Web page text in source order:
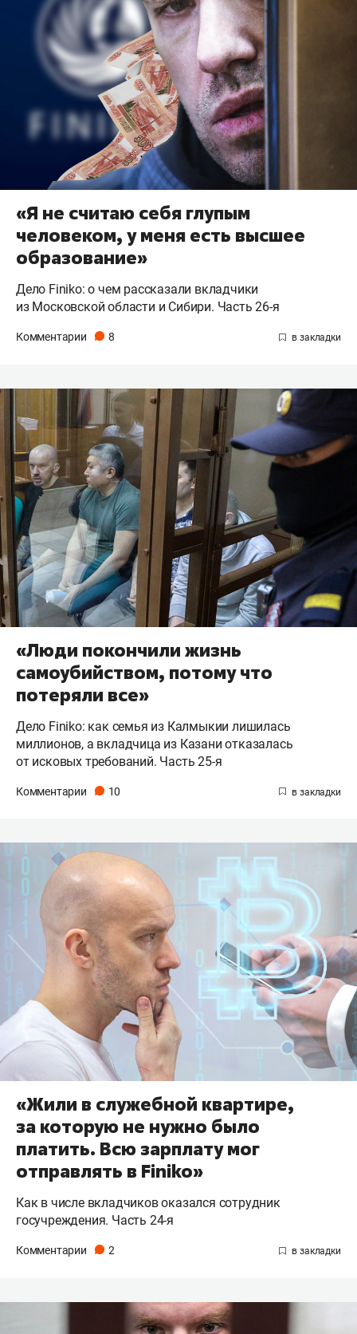
«Я не считаю себя глупым
человеком, у меня есть высшее
образование»
Дело Finiko: о чем рассказали вкладчики
из Московской области и Сибири. Часть 26-я
Комментарии 8
«Люди покончили жизнь
самоубийством, потому что
потеряли все»
Дело Finiko: как семья из Калмыкии лишилась
миллионов, а вкладчица из Казани отказалась
от исковых требований. Часть 25-я
Комментарии 10
«Жили в служебной квартире,
за которую не нужно было
платить. Всю зарплату мог
отправлять в Finiko»
Как в числе вкладчиков оказался сотрудник
госучреждения. Часть 24-я
Комментарии 2